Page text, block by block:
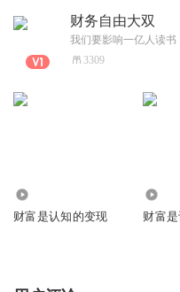
财务自由大双
3309
财富是认知的变现 财富